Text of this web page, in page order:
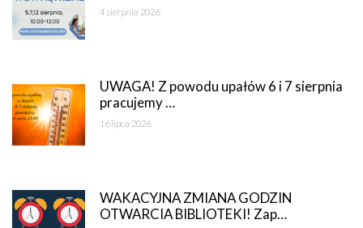
4 sierpnia 2026
UWAGA! Z powodu upałów 6 i 7 sierpnia
pracujemy …
16 lipca 2026
WAKACYJNA ZMIANA GODZIN
OTWARCIA BIBLIOTEKI! Zap…